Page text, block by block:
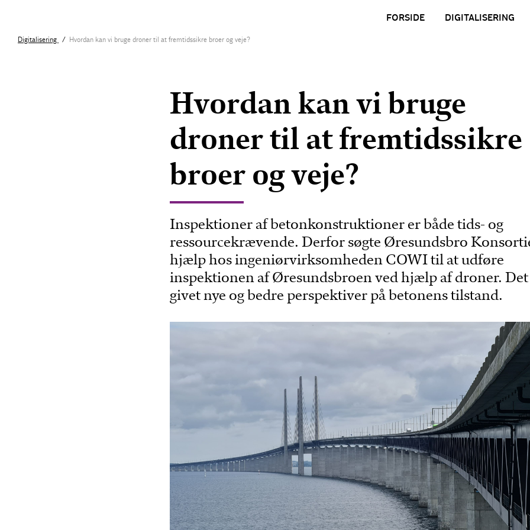
FORSIDE DIGITALISERING
Digitalisering Hvordan kan vi bruge droner til at fremtidssikre broer og veje?
Hvordan kan vi bruge
droner til at fremtidssikre
broer og veje?
Inspektioner af betonkonstruktioner er både tids- og
ressourcekrævende. Derfor søgte Øresundsbro
hjælp hos ingeniørvirksomheden COWI til at udføre
inspektionen af Øresundsbroen ved hjælp af droner.
givet nye og bedre perspektiver på betonens tilstand.